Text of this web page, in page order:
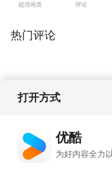
碧琼
超清画质 评论
热门评论
打开方式
优酷
为好内容全力